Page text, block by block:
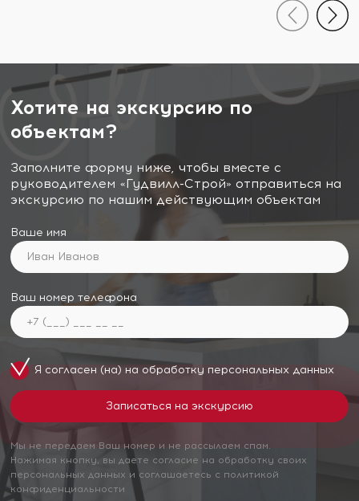
Хотите на экскурсию по
объектам?
Заполните форму ниже, чтобы вместе с
руководителем «Гудвилл-Строй» отправиться на
экскурсию по нашим действующим объектам
Ваше имя
Ваш номер телефона
Я согласен (на) на обработку персональных данных
Мы не передаем Ваш номер и не рассылаем спам.
Нажимая кнопку, вы даете согласие на обработку своих
персональных данных и соглашаетесь с политикой
конфиденциальности